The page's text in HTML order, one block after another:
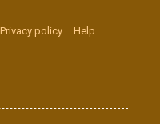
Privacy policy
Help